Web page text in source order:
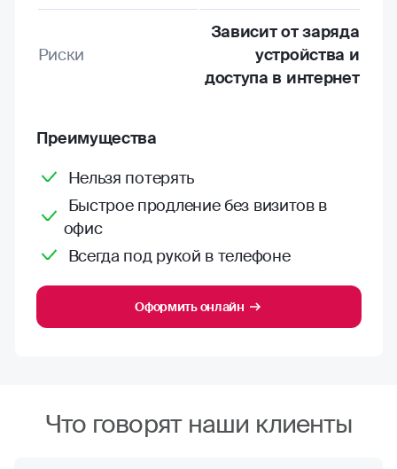
Риски
Зависит от заряда
устройства и
доступа в интернет
Преимущества
Нельзя потерять
Быстрое продление без визитов в
офис
Всегда под рукой в телефоне
Оформить онлайн
Что говорят наши клиенты